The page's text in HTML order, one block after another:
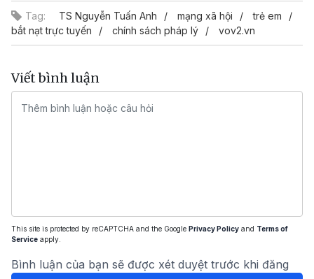
Tag: TS Nguyễn Tuấn Anh mạng xã hội
trẻ em
bắt nạt trực tuyến
chính sách pháp lý vov2.vn
Viết bình luận
This site is protected by reCAPTCHA and the Google Privacy Policy and Terms of
Service apply.
Bình luận của bạn sẽ được xét duyệt trước khi đăng